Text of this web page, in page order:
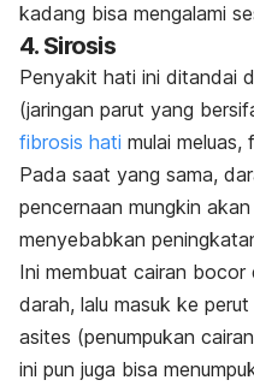
kadang bisa mengalami
4. Sirosis
Penyakit hati ini ditandai
(jaringan parut yang
fibrosis hati mulai meluas,
Pada saat yang sama,
pencernaan mungkin
menyebabkan
Ini membuat cairan bocor
darah, lalu masuk ke
asites (penumpukan
ini pun juga bisa